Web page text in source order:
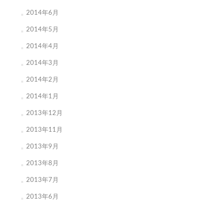
2014年6月
2014年5月
2014年4月
2014年3月
2014年2月
2014年1月
2013年12月
2013年11月
2013年9月
2013年8月
2013年7月
2013年6月